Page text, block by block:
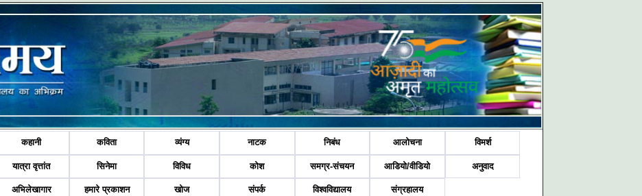
कहानी कविता व्यंग्य नाटक निबंध आलोचना विमर्श
यात्रा वृत्तांत सिनेमा विविध कोश समग्र-संचयन आडियो/वीडियो अनुवाद
अभिलेखागार हमारे प्रकाशन खोज संपर्क विश्वविद्यालय संग्रहालय